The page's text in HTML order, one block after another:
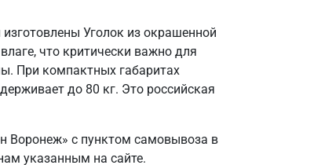
Уголок из окрашенной
что критически важно для
При компактных габаритах
до 80 кг. Это российская
Воронеж» с пунктом самовывоза в
указанным на сайте.